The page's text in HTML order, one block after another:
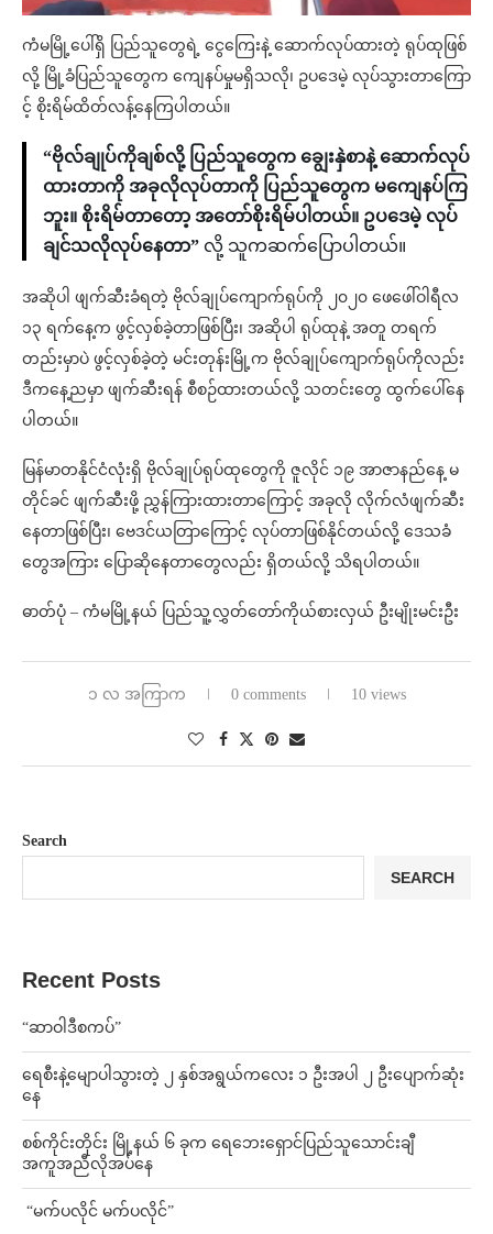
ကံမမြို့ပေါ်ရှိ ပြည်သူတွေရဲ့ ငွေကြေးနဲ့ ဆောက်လုပ်ထားတဲ့ ရုပ်ထုဖြစ်
လို့ မြို့ခံပြည်သူတွေက ကျေနပ်မှုမရှိသလို၊ ဥပဒေမဲ့ လုပ်သွားတာကြော
င့် စိုးရိမ်ထိတ်လန့်နေကြပါတယ်။
“ဗိုလ်ချုပ်ကိုချစ်လို့ ပြည်သူတွေက ချွေးနှဲစာနဲ့ ဆောက်လုပ်
ထားတာကို အခုလိုလုပ်တာကို ပြည်သူတွေက မကျေနပ်ကြ
ဘူး။ စိုးရိမ်တာတော့ အတော်စိုးရိမ်ပါတယ်။ ဥပဒေမဲ့ လုပ်
ချင်သလိုလုပ်နေတာ” လို့ သူကဆက်ပြောပါတယ်။
အဆိုပါ ဖျက်ဆီးခံရတဲ့ ဗိုလ်ချုပ်ကျောက်ရုပ်ကို ၂၀၂၀ ဖေဖေါ်ဝါရီလ
၁၃ ရက်နေ့က ဖွင့်လှစ်ခဲ့တာဖြစ်ပြီး၊ အဆိုပါ ရုပ်ထုနဲ့ အတူ တရက်
တည်းမှာပဲ ဖွင့်လှစ်ခဲ့တဲ့ မင်းတုန်းမြို့က ဗိုလ်ချုပ်ကျောက်ရုပ်ကိုလည်း
ဒီကနေ့ညမှာ ဖျက်ဆီးရန် စီစဉ်ထားတယ်လို့ သတင်းတွေ ထွက်ပေါ်နေ
ပါတယ်။
မြန်မာတနိုင်ငံလုံးရှိ ဗိုလ်ချုပ်ရုပ်ထုတွေကို ဇူလိုင် ၁၉ အာဇာနည်နေ့ မ
တိုင်ခင် ဖျက်ဆီးဖို့ ညွှန်ကြားထားတာကြောင့် အခုလို လိုက်လံဖျက်ဆီး
နေတာဖြစ်ပြီး၊ ဗေဒင်ယတြာကြောင့် လုပ်တာဖြစ်နိုင်တယ်လို့ ဒေသခံ
တွေအကြား ပြောဆိုနေတာတွေလည်း ရှိတယ်လို့ သိရပါတယ်။
ဓာတ်ပုံ – ကံမမြို့နယ် ပြည်သူ့လွှတ်တော်ကိုယ်စားလှယ် ဦးမျိုးမင်းဦး
၁ လ အကြာက 0 comments 10 views
Search
SEARCH
Recent Posts
“ဆာဝါဒီစကပ်”
ရေစီးနဲ့မျောပါသွားတဲ့ ၂ နှစ်အရွယ်ကလေး ၁ ဦးအပါ ၂ ဦးပျောက်ဆုံး
နေ
စစ်ကိုင်းတိုင်း မြို့နယ် ၆ ခုက ရေဘေးရှောင်ပြည်သူသောင်းချီ
အကူအညီလိုအပ်နေ
⁨ ⁨“မက်ပလိုင် မက်ပလိုင်”